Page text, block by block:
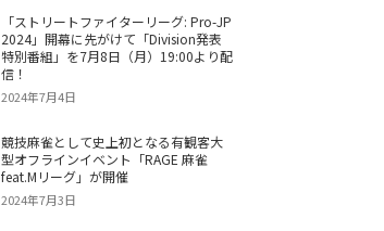
「ストリートファイターリーグ: Pro-JP
2024」開幕に先がけて「Division発表
特別番組」を7月8日（月）19:00より配
信！
2024年7月4日
競技麻雀として史上初となる有観客大
型オフラインイベント「RAGE 麻雀
feat.Mリーグ」が開催
2024年7月3日